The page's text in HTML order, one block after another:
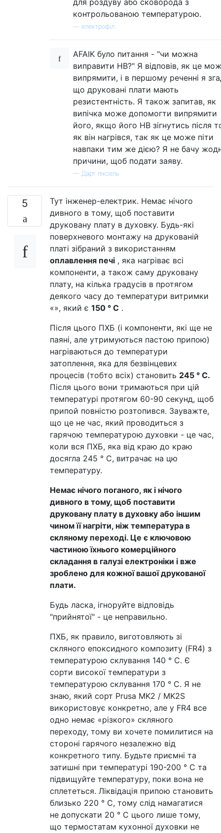
контрольованою температурою.
електрофіл
AFAIK було питання - "чи можна
виправити НВ?" Я відповів, як це
випрямити, і в першому реченні я
що друковані плати мають
резистентність. Я також запитав, як
випічка може допомогти випрямити
його, якщо його НВ зігнутись після
як він нагрівся, так як це може піти
навпаки тим же дією? Я не бачу
причини, щоб подати заяву.
— Дарт піксель
5
Тут інженер-електрик. Немає нічого
дивного в тому, щоб поставити
друковану плату в духовку. Будь-які
поверхневого монтажу на друкованій
платі зібраний з використанням
оплавлення печі , яка нагріває всі
компоненти, а також саму друковану
плату, на кілька градусів в протягом
деякого часу до температури витримки
«», який є 150 ° C .
Після цього ПХБ (і компоненти, які ще не
паяні, але утримуються пастою припою)
нагріваються до температури
затоплення, яка для безвінцевих
процесів (тобто всіх) становить 245 ° С.
Після цього вони тримаються при цій
температурі протягом 60-90 секунд, щоб
припой повністю розтопився. Зауважте,
що це не час, який проводиться з
гарячою температурою духовки - це час,
коли вся ПХБ, яка від краю до краю
досягла 245 ° C, витрачає на цю
температуру.
Немає нічого поганого, як і нічого
дивного в тому, щоб поставити
друковану плату в духовку або іншим
чином її нагріти, ніж температура в
скляному переході. Це є ключовою
частиною їхнього комерційного
складання в галузі електроніки і вже
зроблено для кожної вашої друкованої
плати.
Будь ласка, ігноруйте відповідь
"прийнятої" - це неправильно.
ПХБ, як правило, виготовляють зі
скляного епоксидного композиту (FR4) з
температурою склування 140 ° C. Є
сорти високої температури з
температурою склування 170 ° C. Я не
знаю, який сорт Prusa MK2 / MK2S
використовує конкретно, але у FR4 все
одно немає «різкого» скляного
переходу, тому ви хочете помилитися на
стороні гарячого незалежно від
конкретного типу. Будьте приємні та
затишні при температурі 190-200 ° С та
підвищуйте температуру, поки вона не
сплететься. Ліквідація припою становить
близько 220 ° C, тому слід намагатися
не допускати 20 ° C цього лише тому,
що термостатам кухонної духовки не